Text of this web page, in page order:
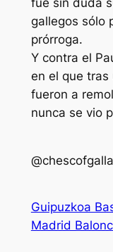
gallegos sólo
prórroga.
Y contra el
en el que tras
fueron a
nunca se vio
Guipuzkoa
Madrid